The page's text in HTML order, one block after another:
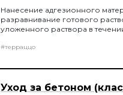
Нанесение адгезионного
разравнивание готового
уложенного раствора в
#терраццо
Уход за бетоном